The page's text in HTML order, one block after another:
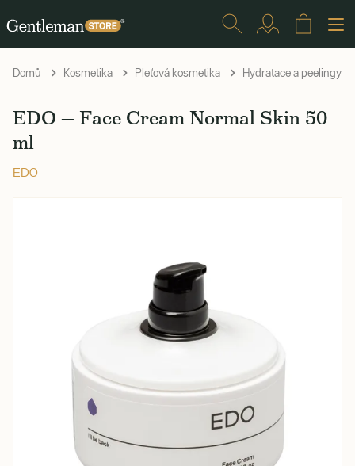
Domů Kosmetika Pleťová kosmetika Hydratace a peelingy
EDO — Face Cream Normal Skin 50
ml
EDO